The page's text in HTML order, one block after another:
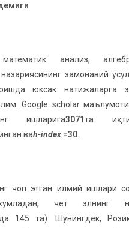
математик анализ,
замонавий
юксак натижаларга
Google scholar
ишларига3071та
ваh-index =30
чоп этган илмий ишлари
чет элнинг
145 та). Шунингдек,